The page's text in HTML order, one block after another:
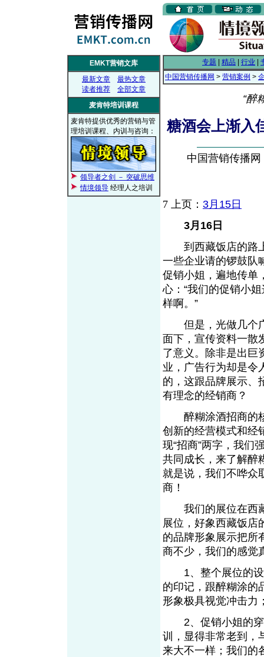
EMKT营销文库
最新文章
最热文章
读者推荐
全部文章
麦肯特培训课程
麦肯特提供优秀的营销与管
理培训课程、内训与咨询：
领导者之剑 － 突破思维
情境领导 经理人之培训
专题 精品 行业
中国营销传播网 > 营销案例 >
“醉
糖酒会上渐入
中国营销传播
7 上页： 3月15日
3月16日
到西藏饭店的路上
一些企业请的锣鼓队
促销小姐，遍地传单
心：“我们的促销小
样啊。”
但是，光做几个广
面下，宣传资料一散
了意义。除非是出巨
业，广告行为却是令
的，这跟品牌展示、
有理念的经销商？
醉糊涂酒招商的核
创新的经营模式和经
现“招商”两字，我们
共同成长，来了解醉
就是说，我们不哗众
商！
我们的展位在西藏
展位，好象西藏饭店
的品牌形象展示把所
商不少，我们的感觉
1、整个展位的设
的印记，跟醉糊涂的
形象极具视觉冲击力
2、促销小姐的穿
训，显得非常老到，
来大不一样；我们的